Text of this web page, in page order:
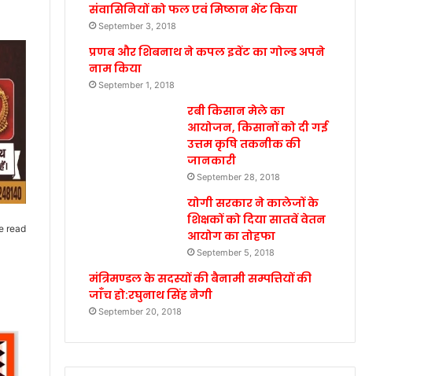
read
संवासिनियों को फल एवं मिष्ठान भेंट किया
September 3, 2018
प्रणब और शिबनाथ ने कपल इवेंट का गोल्ड अपने
नाम किया
September 1, 2018
रबी किसान मेले का
आयोजन, किसानों को दी गई
उत्तम कृषि तकनीक की
जानकारी
September 28, 2018
योगी सरकार ने कालेजों के
शिक्षकों को दिया सातवें वेतन
आयोग का तोहफा
September 5, 2018
मंत्रिमण्डल के सदस्यों की बैनामी सम्पत्तियों की
जाँच हो:रघुनाथ सिंह नेगी
September 20, 2018